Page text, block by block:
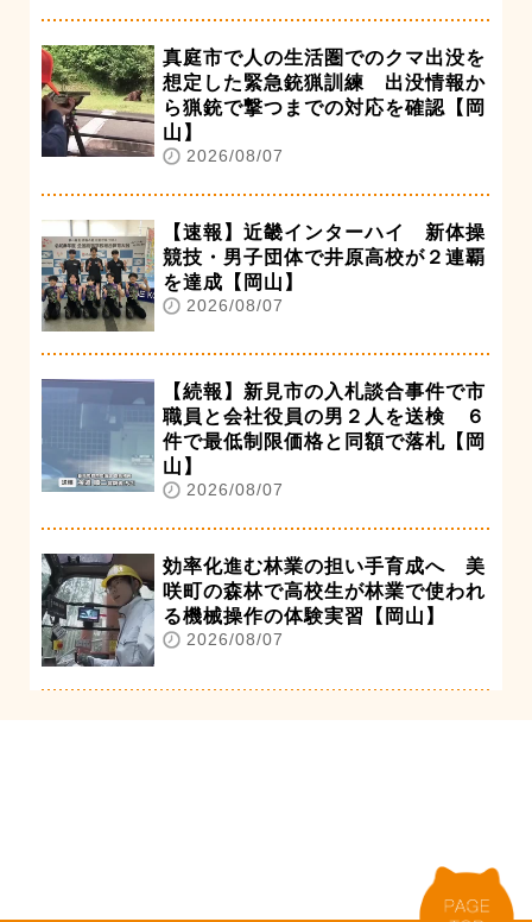
真庭市で人の生活圏でのクマ出没を
想定した緊急銃猟訓練 出没情報か
ら猟銃で撃つまでの対応を確認【岡
山】
2026/08/07
【速報】近畿インターハイ 新体操
競技・男子団体で井原高校が２連覇
を達成【岡山】
2026/08/07
【続報】新見市の入札談合事件で市
職員と会社役員の男２人を送検 ６
件で最低制限価格と同額で落札【岡
山】
2026/08/07
効率化進む林業の担い手育成へ 美
咲町の森林で高校生が林業で使われ
る機械操作の体験実習【岡山】
2026/08/07